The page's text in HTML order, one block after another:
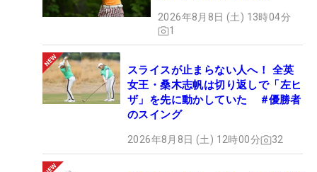
2026年8月8日 (土) 13時04分
1
スライスが止まらない人へ！ 全英
女王・桑木志帆は切り返しで「左ヒ
ザ」を先に動かしていた #優勝者
のスイング
2026年8月8日 (土) 12時00分 32